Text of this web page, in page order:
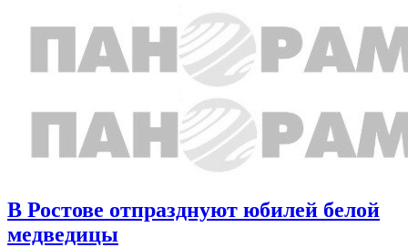
В Ростове отпразднуют юбилей белой
медведицы